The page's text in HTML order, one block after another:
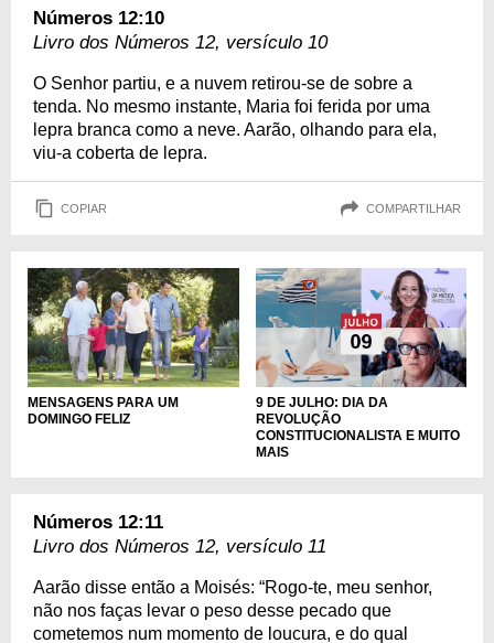
Números 12:10
Livro dos Números 12, versículo 10
O Senhor partiu, e a nuvem retirou-se de sobre a
tenda. No mesmo instante, Maria foi ferida por uma
lepra branca como a neve. Aarão, olhando para ela,
viu-a coberta de lepra.
COPIAR COMPARTILHAR
MENSAGENS PARA UM
DOMINGO FELIZ
9 DE JULHO: DIA DA
REVOLUÇÃO
CONSTITUCIONALISTA E MUITO
MAIS
Números 12:11
Livro dos Números 12, versículo 11
Aarão disse então a Moisés: “Rogo-te, meu senhor,
não nos faças levar o peso desse pecado que
cometemos num momento de loucura, e do qual